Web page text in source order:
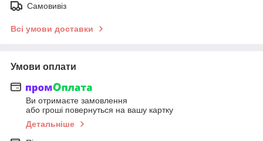
Самовивіз
Всі умови доставки
Умови оплати
Ви отримаєте замовлення
або гроші повернуться на вашу картку
Детальніше